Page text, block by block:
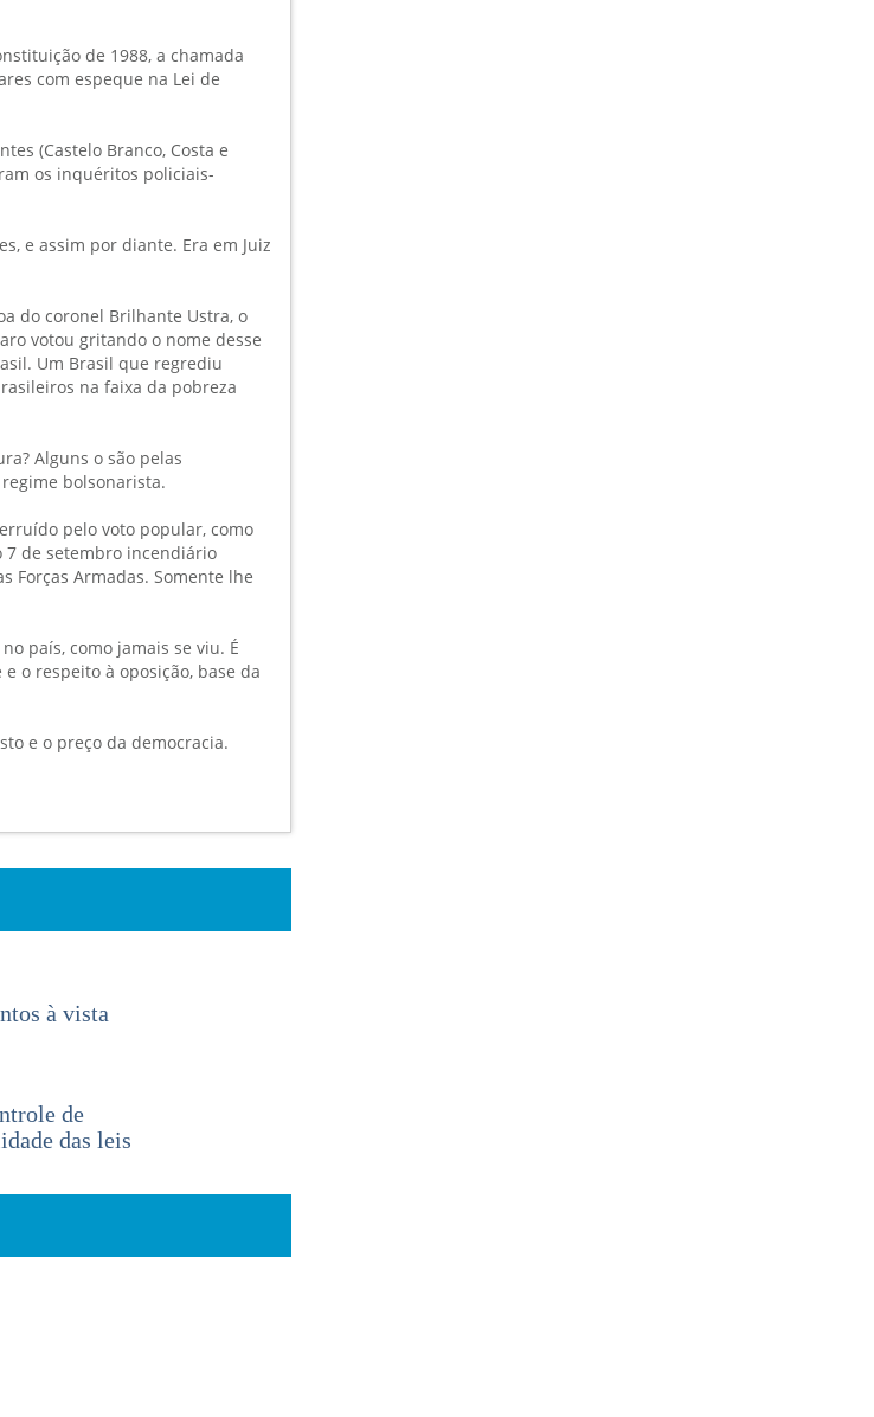
de 1988, a chamada
com espeque na Lei de
(Castelo Branco, Costa e
os inquéritos policiais-
e assim por diante. Era em Juiz
do coronel Brilhante Ustra, o
votou gritando o nome desse
Um Brasil que regrediu
na faixa da pobreza
Alguns o são pelas
bolsonarista.
pelo voto popular, como
7 de setembro incendiário
Forças Armadas. Somente lhe
país, como jamais se viu. É
o respeito à oposição, base da
e o preço da democracia.
à vista
de
das leis